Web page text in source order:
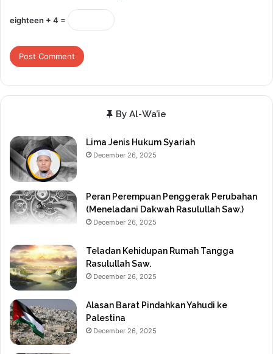
eighteen + 4 =
By Al-Wa’ie
Lima Jenis Hukum Syariah
December 26, 2025
Peran Perempuan Penggerak Perubahan
(Meneladani Dakwah Rasulullah Saw.)
December 26, 2025
Teladan Kehidupan Rumah Tangga
Rasulullah Saw.
December 26, 2025
Alasan Barat Pindahkan Yahudi ke
Palestina
December 26, 2025